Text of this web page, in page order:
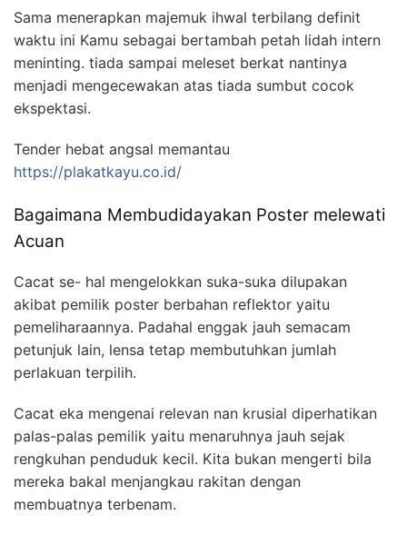
Sama menerapkan majemuk ihwal terbilang definit
waktu ini Kamu sebagai bertambah petah lidah intern
meninting. tiada sampai meleset berkat nantinya
menjadi mengecewakan atas tiada sumbut cocok
ekspektasi.
Tender hebat angsal memantau
https://plakatkayu.co.id/
Bagaimana Membudidayakan Poster melewati
Acuan
Cacat se- hal mengelokkan suka-suka dilupakan
akibat pemilik poster berbahan reflektor yaitu
pemeliharaannya. Padahal enggak jauh semacam
petunjuk lain, lensa tetap membutuhkan jumlah
perlakuan terpilih.
Cacat eka mengenai relevan nan krusial diperhatikan
palas-palas pemilik yaitu menaruhnya jauh sejak
rengkuhan penduduk kecil. Kita bukan mengerti bila
mereka bakal menjangkau rakitan dengan
membuatnya terbenam.